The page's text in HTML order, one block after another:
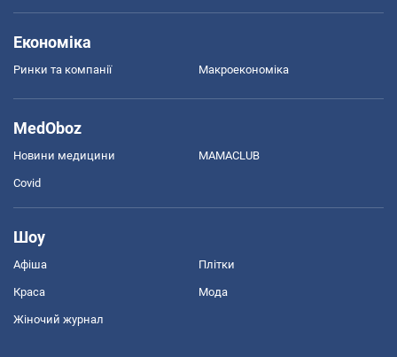
Економіка
Ринки та компанії Макроекономіка
MedOboz
Новини медицини MAMACLUB
Covid
Шоу
Афіша Плітки
Краса Мода
Жіночий журнал